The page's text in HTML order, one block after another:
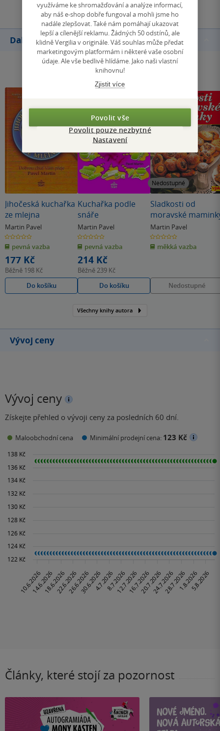
Další knihy autora
Jihočeská kuchařka
ze mlejna
Martin Pavel
0.0
z
5
hvězdiček
pevná vazba
177 Kč
Běžně 198 Kč
Do košíku
Kuchařka podle
snáře
Martin Pavel
0.0
z
5
hvězdiček
pevná vazba
214 Kč
Běžně239 Kč
Do košíku
Nedostupné
Sladkosti od
moravské
Martin Pavel
0.0
z
5
hvězdiček
měkká vazba
Nedostupné
Všechny knihy autora
Vývoj ceny
Vývoj ceny
Získejte přehled o vývoji ceny za posledních 60 dní.
Maloobchodní cena Minimální prodejní cena: 123 Kč
Články, které stojí za pozornost
využíváme ke shromažďování a analýze informací,
aby náš e-shop dobře fungoval a mohli jsme ho
nadále zlepšovat. Také nám pomáhají ukazovat
lepší a cílenější reklamu. Žádných 50 odstínů, ale
klidně Vergilia v originále. Váš souhlas může předat
marketingovým platformám i některé vaše osobní
údaje. Ale vše bedlivě hlídáme. Jako naši vlastní
knihovnu!
Zjistit více
Povolit vše
Povolit pouze nezbytné
Nastavení